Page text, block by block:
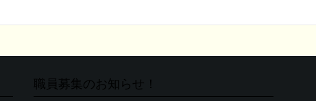
職員募集のお知らせ！